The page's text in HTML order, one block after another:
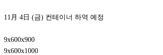
11月 4日 (금) 컨테이너 하역 예정
9x600x900
9x600x1000